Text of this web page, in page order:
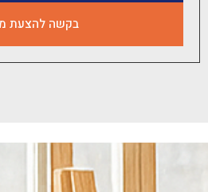
בקשה להצעת מחיר